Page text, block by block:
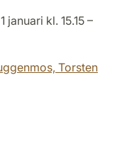
januari kl. 15.15 –
Torsten